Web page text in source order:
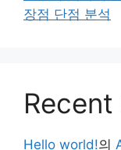
장점 단점 분석
Hello world!의